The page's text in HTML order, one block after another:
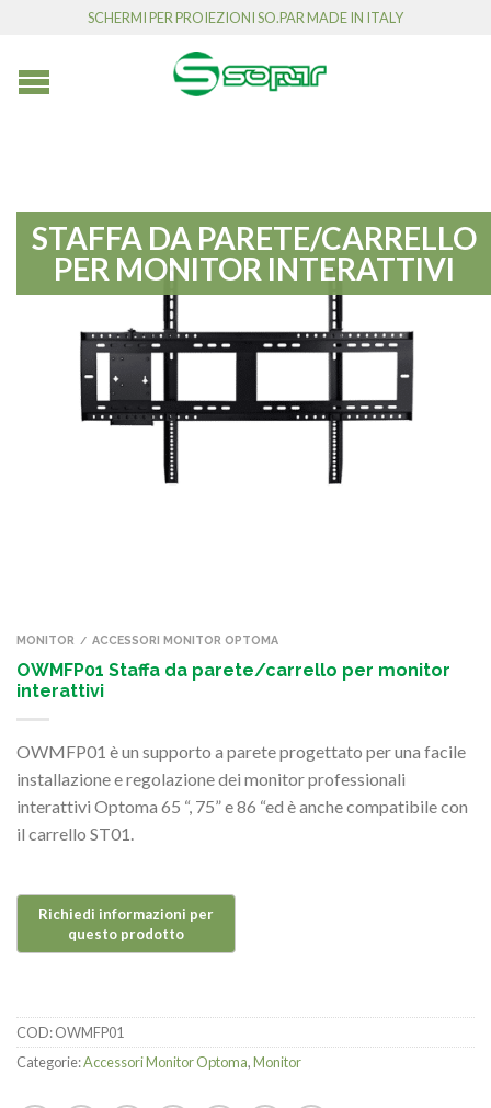
SCHERMI PER PROIEZIONI SO.PAR MADE IN ITALY
STAFFA DA PARETE/CARRELLO
PER MONITOR INTERATTIVI
MONITOR / ACCESSORI MONITOR OPTOMA
OWMFP01 Staffa da parete/carrello per monitor
interattivi
OWMFP01 è un supporto a parete progettato per una facile
installazione e regolazione dei monitor professionali
interattivi Optoma 65 “, 75” e 86 “ed è anche compatibile con
il carrello ST01.
COD:OWMFP01
Categorie:Accessori Monitor Optoma,Monitor